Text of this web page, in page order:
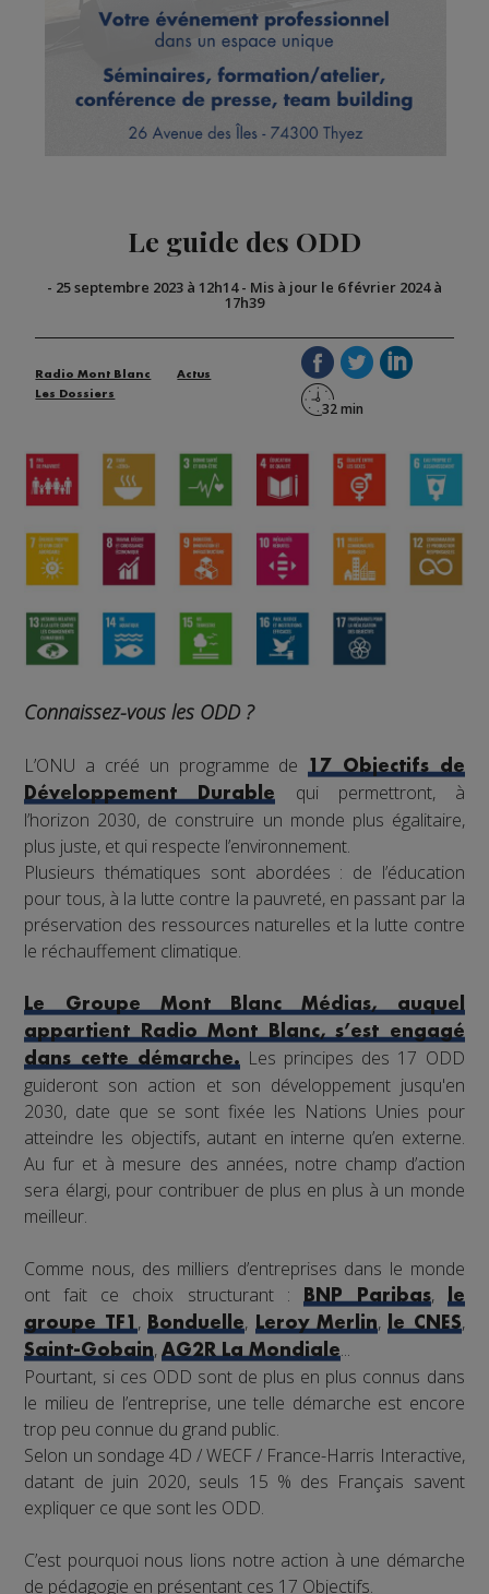
Le guide des ODD
- 25 septembre 2023 à 12h14- Mis à jour le 6 février 2024 à
17h39
Radio Mont Blanc
Actus
Les Dossiers
Connaissez-vous les ODD ?
L’ONU a créé un programme de17 Objectifs de
Développement Durable
qui permettront, à
l’horizon 2030, de construire un monde plus égalitaire,
plus juste, et qui respecte l’environnement.
Plusieurs thématiques sont abordées : de l’éducation
pour tous, à la lutte contre la pauvreté, en passant par la
préservation des ressources naturelles et la lutte contre
le réchauffement climatique.
Le Groupe Mont Blanc Médias, auquel
appartient Radio Mont Blanc, s’est engagé
dans cette démarche.Les principes des 17 ODD
guideront son action et son développement jusqu'en
2030, date que se sont fixée les Nations Unies pour
atteindre les objectifs, autant en interne qu’en externe.
Au fur et à mesure des années, notre champ d’action
sera élargi, pour contribuer de plus en plus à un monde
meilleur.
Comme nous, des milliers d’entreprises dans le monde
ont fait ce choix structurant :
BNP Paribas,
le
groupe TF1 , Bonduelle, Leroy Merlin, le CNES,
Saint-Gobain,AG2R La Mondiale...
Pourtant, si ces ODD sont de plus en plus connus dans
le milieu de l’entreprise, une telle démarche est encore
trop peu connue du grand public.
Selon un sondage 4D / WECF / France-Harris Interactive,
datant de juin 2020, seuls 15 % des Français savent
expliquer ce que sont les ODD.
C’est pourquoi nous lions notre action à une démarche
de pédagogie en présentant ces 17 Objectifs.